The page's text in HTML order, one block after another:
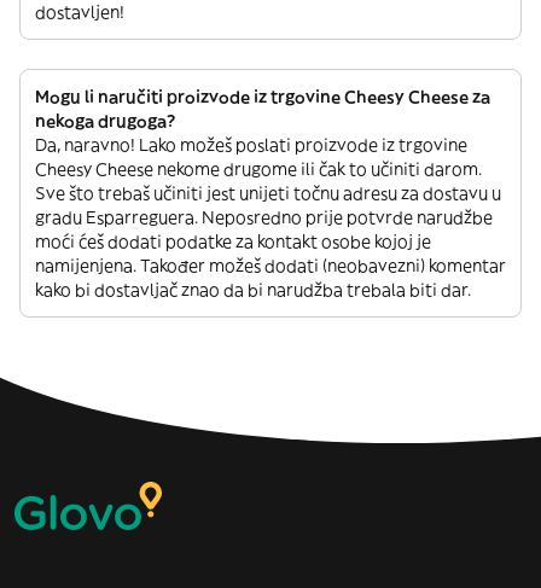
dostavljen!
Mogu li naručiti proizvode iz trgovine Cheesy Cheese za
nekoga drugoga?
Da, naravno! Lako možeš poslati proizvode iz trgovine
Cheesy Cheese nekome drugome ili čak to učiniti darom.
Sve što trebaš učiniti jest unijeti točnu adresu za dostavu u
gradu Esparreguera. Neposredno prije potvrde narudžbe
moći ćeš dodati podatke za kontakt osobe kojoj je
namijenjena. Također možeš dodati (neobavezni) komentar
kako bi dostavljač znao da bi narudžba trebala biti dar.